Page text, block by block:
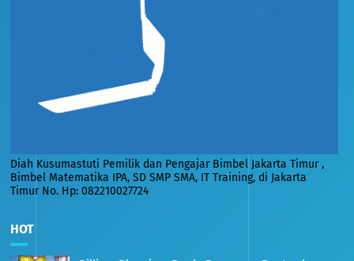
Diah Kusumastuti Pemilik dan Pengajar Bimbel Jakarta Timur ,
Bimbel Matematika IPA, SD SMP SMA, IT Training, di Jakarta
Timur No. Hp: 082210027724
HOT